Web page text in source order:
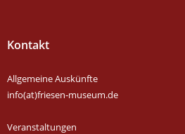
Kontakt
Allgemeine Auskünfte
info(at)friesen-museum.de
Veranstaltungen